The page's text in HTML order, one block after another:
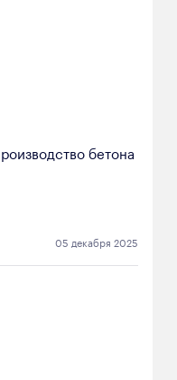
бетона
05 декабря 2025